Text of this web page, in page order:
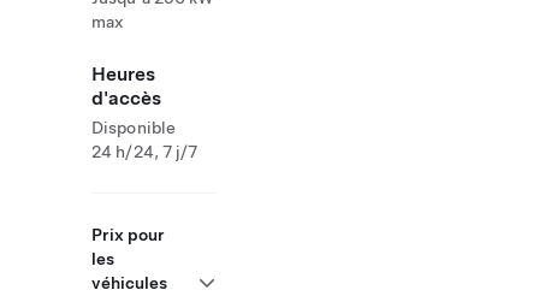
max
Heures
d'accès
Disponible
24 h/24, 7 j/7
Prix pour
les
véhicules